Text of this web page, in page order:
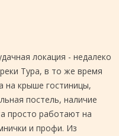
локация - недалеко
Тура, в то же время
на крыше гостиницы,
постель, наличие
просто работают на
и профи. Из